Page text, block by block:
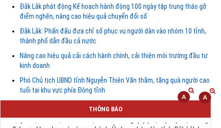
Đắk Lắk phát động Kế hoạch hành động 100 ngày tập trung tháo gỡ
điểm nghẽn, nâng cao hiệu quả chuyển đổi số
Đắk Lắk: Phấn đấu đưa chỉ số phục vụ người dân vào nhóm 10 tỉnh,
thành phố dẫn đầu cả nước
Nâng cao hiệu quả cải cách hành chính, cải thiện môi trường đầu tư
kinh doanh
Phó Chủ tịch UBND tỉnh Nguyễn Thiên Văn thăm, tặng quà người cao
tuổi tại khu vực phía Đông tỉnh
THÔNG BÁO
Quyết định Về việc bãi bỏ một số văn bảng quy phạm pháp luật trong
lĩnh vực khoa học và công nghệ do Ủy ban nhân dân tỉnh Đắk Lắk ban